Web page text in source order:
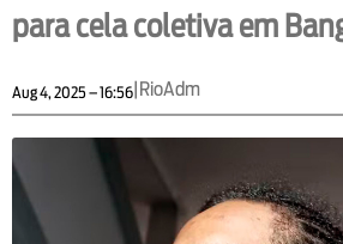
para cela coletiva em
Aug 4, 2025 – 16:56|RioAdm